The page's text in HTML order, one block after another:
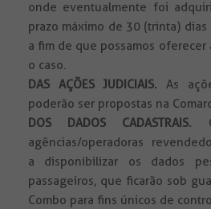
onde eventualmente foi
prazo máximo de 30 (trinta)
a fim de que possamos oferecer
o caso.
DAS AÇÕES JUDICIAIS. As
poderão ser propostas na
DOS DADOS CADASTRAIS.
agências/operadoras
a disponibilizar os dados
passageiros, que ficarão sob
Combo para fins únicos de